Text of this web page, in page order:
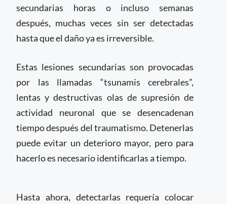
secundarias horas o incluso semanas
después, muchas veces sin ser detectadas
hasta que el daño ya es irreversible.
Estas lesiones secundarias son provocadas
por las llamadas “tsunamis cerebrales”,
lentas y destructivas olas de supresión de
actividad neuronal que se desencadenan
tiempo después del traumatismo. Detenerlas
puede evitar un deterioro mayor, pero para
hacerlo es necesario identificarlas a tiempo.
Hasta ahora, detectarlas requería colocar